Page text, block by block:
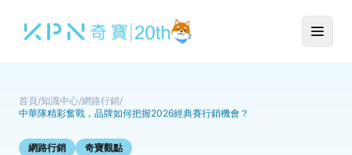
首頁/知識中心/網路行銷/
中華隊精彩奮戰，品牌如何把握2026經典賽行銷機會？
網路行銷 奇寶觀點